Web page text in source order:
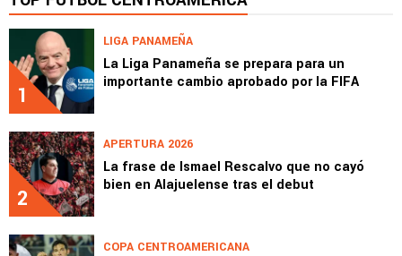
1
LIGA PANAMEÑA
La Liga Panameña se prepara para un
importante cambio aprobado por la FIFA
2
APERTURA 2026
La frase de Ismael Rescalvo que no cayó
bien en Alajuelense tras el debut
COPA CENTROAMERICANA